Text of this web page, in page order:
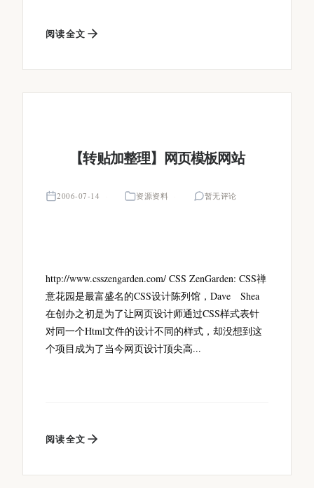
阅读全文
【转贴加整理】网页模板网站
2006-07-14 资源资料 暂无评论
http://www.csszengarden.com/ CSS ZenGarden: CSS禅
意花园是最富盛名的CSS设计陈列馆，Dave Shea
在创办之初是为了让网页设计师通过CSS样式表针
对同一个Html文件的设计不同的样式，却没想到这
个项目成为了当今网页设计顶尖高...
阅读全文